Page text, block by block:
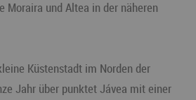
Moraira und Altea in der näheren
Küstenstadt im Norden der
Jahr über punktet Jávea mit einer